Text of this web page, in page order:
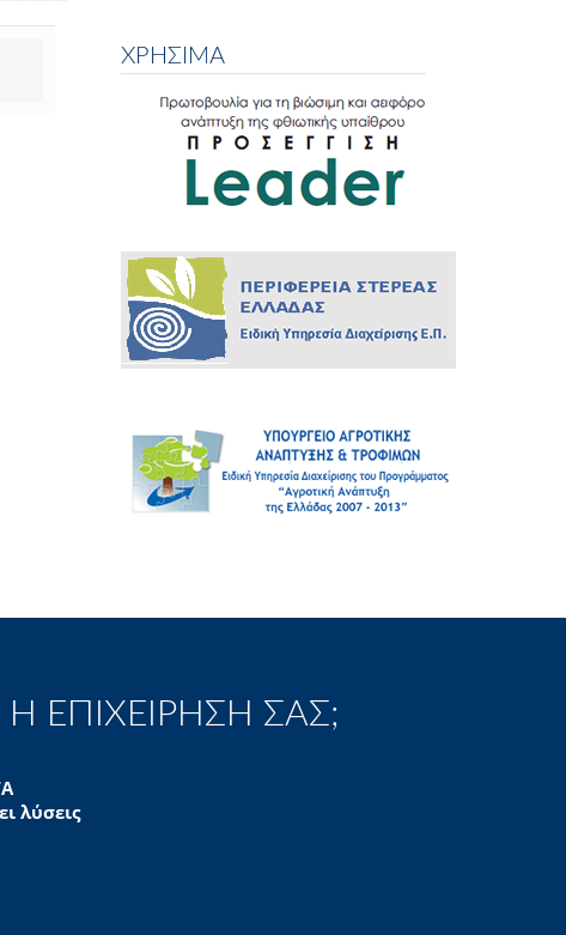
ΧΡΗΣΙΜΑ
Η ΕΠΙΧΕΙΡΗΣΗ ΣΑΣ;
λύσεις